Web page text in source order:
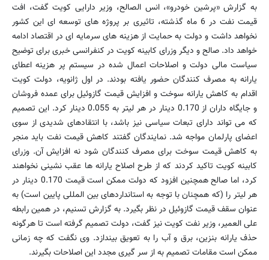
به گزارش «پرشین خودرو»، انس الصالح، وزیر دارایی کویت گفت، افت
قیمت نفت در 6 ماه گذشته، تاثیری بر پروژه های توسعه ای این کشور
نخواهد داشت و دولت به حمایت از هزینه های سرمایه ای در اقتصاد ادامه
خواهد داد. صالح و دیگر وزرای کابینه کویت در کنفرانسی خبری برای توضیح
سیاست مالی دولت و اصلاحات اعمال شده در سیستم پر هزینه اعطای
یارانه به مصرف کنندگان حضور یافته بودند. در اول ژانویه، دولت کویت
اقدام به کاهش یارانه سوخت و افزایش قیمت گازوئیل برای عمده فروشان
و جایگاه داران از 0.170 دینار در هر لیتر به 0.055 دینار کرد. این تصمیم
که می تواند دارای تبعات سیاسی نیز باشد، با انتقادهای شدیدی از سوی
اعضای پارلمان مواجه شد. نمایندگان گفتند کاهش قیمت نفت باید منجر
به کاهش قیمت سوخت برای مصرف کنندگان شود نه افزایش آن. وزرای
کابینه کویت تاکید کردند که از طرح اصلاح یارانه ها عقب نشینی نخواهند
کرد، اما صالح همچنین افزود که دولت ممکن است قیمت 0.170 دینار در
هر لیتر را (که همچنان با توجه به استانداردهای بین المللی پایین است) به
عنوان سقف قیمت گازوئیل در نظر بگیرد. به گزارش تسنیم، در همین رابطه
علی العمیر، وزیر نفت کویت نیز گفت، دولت تصمیم گرفته است تا هرگونه
حذف یارانه بنزین، برق و آب را به تعویق بیندازد. وی نگفت که چه زمانی
ممکن است مقامات تصمیم به از سر گیری مجدد این اصلاحات بگیرند.